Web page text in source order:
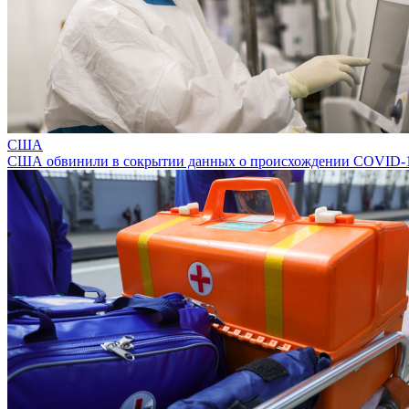
США
США обвинили в сокрытии данных о происхождении COVID-